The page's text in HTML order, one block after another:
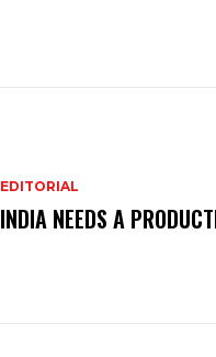
EDITORIAL
INDIA NEEDS A